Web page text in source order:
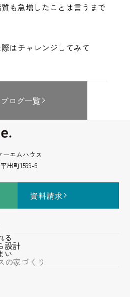
も急増したことは言うまで
はチャレンジしてみて
ログ一覧
ーエムハウス
出町1599-6
資料請求
る
設計
い
の家づくり